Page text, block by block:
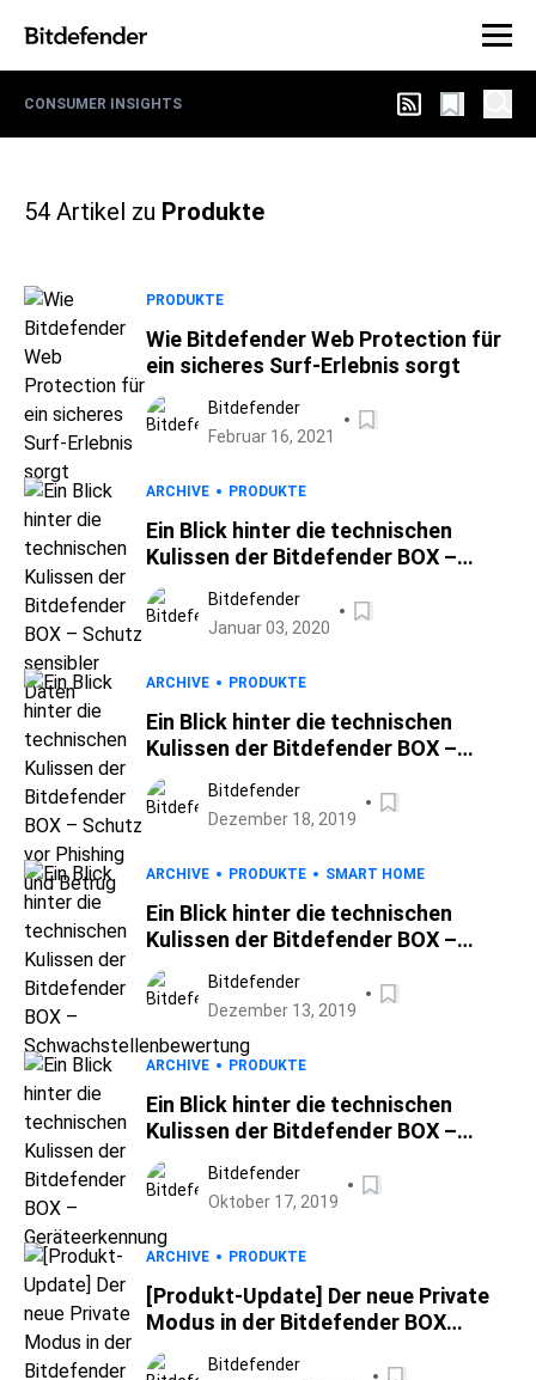
CONSUMER INSIGHTS
54 Artikel zu Produkte
PRODUKTE
Wie Bitdefender Web Protection für
ein sicheres Surf-Erlebnis sorgt
Bitdefender
Februar 16, 2021
ARCHIVE PRODUKTE
Ein Blick hinter die technischen
Kulissen der Bitdefender BOX –
Schutz sensibler Daten
Bitdefender
Januar 03, 2020
ARCHIVE PRODUKTE
Ein Blick hinter die technischen
Kulissen der Bitdefender BOX –
Schutz vor Phishing und Betrug
Bitdefender
Dezember 18, 2019
ARCHIVE PRODUKTE SMART HOME
Ein Blick hinter die technischen
Kulissen der Bitdefender BOX –
Schwachstellenbewertung
Bitdefender
Dezember 13, 2019
ARCHIVE PRODUKTE
Ein Blick hinter die technischen
Kulissen der Bitdefender BOX –
Geräteerkennung
Bitdefender
Oktober 17, 2019
ARCHIVE PRODUKTE
[Produkt-Update] Der neue Private
Modus in der Bitdefender BOX
schützt Sie jetzt davor, von Ihren
digitalen Assistenten belauscht zu
Bitdefender